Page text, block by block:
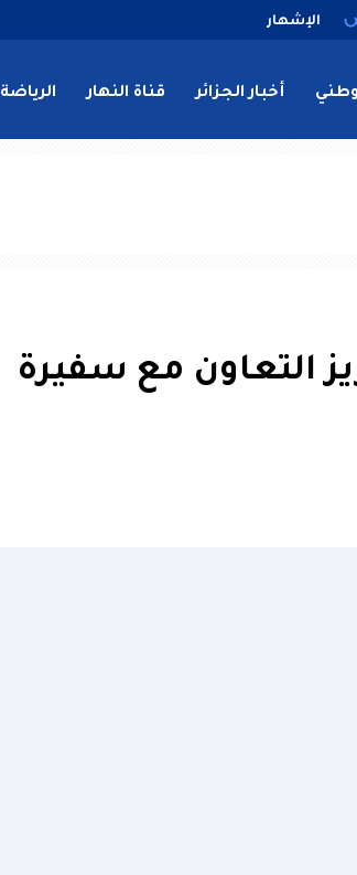
الإشهار
أخبار الجزائر قناة النهار الرياضة
التعاون مع سفيرة